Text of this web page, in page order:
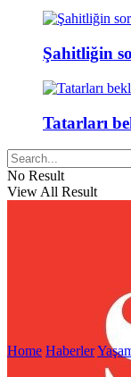
Şahitliğin
Tatarları
No Result
View All Result
Home Haberler